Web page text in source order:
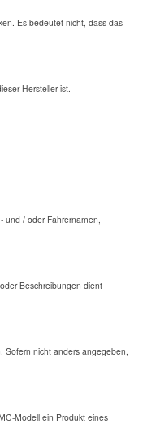
Es bedeutet nicht, dass das
Hersteller ist.
und / oder Fahrernamen,
Beschreibungen dient
Sofern nicht anders angegeben,
Modell ein Produkt eines